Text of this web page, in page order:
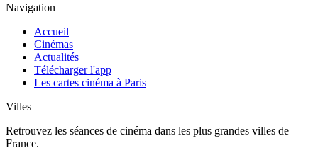
Navigation
Accueil
Cinémas
Actualités
Télécharger l'app
Les cartes cinéma à Paris
Villes
Retrouvez les séances de cinéma dans les plus grandes villes de
France.